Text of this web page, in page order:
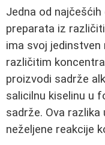
Jedna od
preparata iz
ima svoj
različitim
proizvodi sadrže
salicilnu kiselinu u
sadrže. Ova
neželjene reakcije